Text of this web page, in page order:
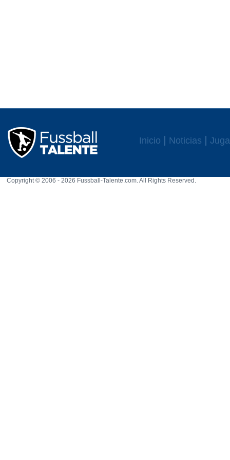
Inicio Noticias
Copyright © 2006 - 2026 Fussball-Talente.com. All Rights Reserved.